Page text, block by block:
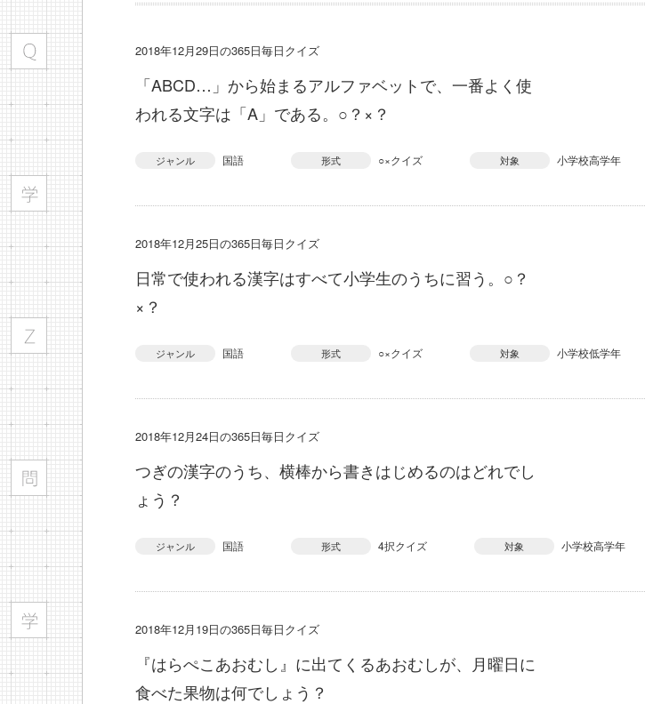
2018年12月29日の365日毎日クイズ
「ABCD…」から始まるアルファベットで、一番よく使
われる文字は「A」である。○？×？
ジャンル 国語 形式 ○×クイズ 対象 小学校高学年
2018年12月25日の365日毎日クイズ
日常で使われる漢字はすべて小学生のうちに習う。○？
×？
ジャンル 国語 形式 ○×クイズ 対象 小学校低学年
2018年12月24日の365日毎日クイズ
つぎの漢字のうち、横棒から書きはじめるのはどれでし
ょう？
ジャンル 国語 形式 4択クイズ 対象 小学校高学年
2018年12月19日の365日毎日クイズ
『はらぺこあおむし』に出てくるあおむしが、月曜日に
食べた果物は何でしょう？